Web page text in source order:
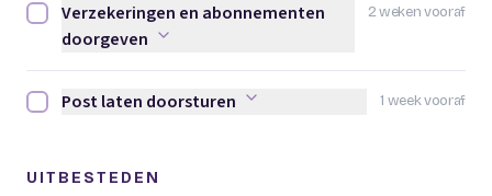
2 weken vooraf
Verzekeringen en abonnementen doorgeven afvinken
Verzekeringen en abonnementen
doorgeven
1 week vooraf
Post laten doorsturen afvinken
Post laten doorsturen
UITBESTEDEN